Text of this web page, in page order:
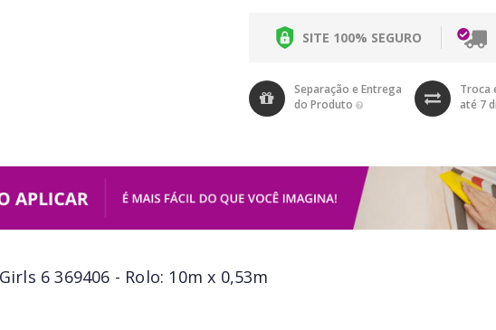
SITE 100% SEGURO
Separação e Entrega
do Produto
Troca
até 7
6 369406 - Rolo: 10m x 0,53m